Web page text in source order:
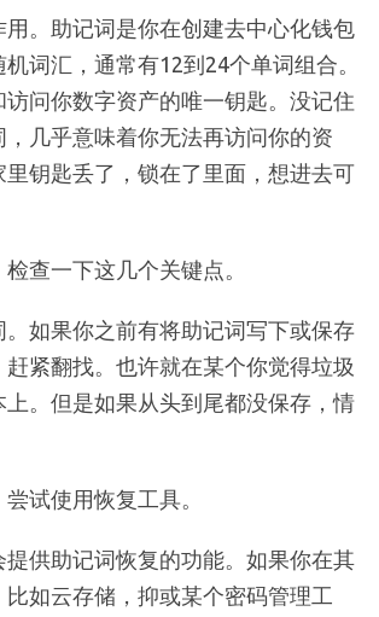
。助记词是你在创建去中心化钱包
词汇，通常有12到24个单词组合。
问你数字资产的唯一钥匙。没记住
几乎意味着你无法再访问你的资
钥匙丢了，锁在了里面，想进去可
查一下这几个关键点。
。如果你之前有将助记词写下或保存
紧翻找。也许就在某个你觉得垃圾
。但是如果从头到尾都没保存，情
试使用恢复工具。
提供助记词恢复的功能。如果你在其
如云存储，抑或某个密码管理工